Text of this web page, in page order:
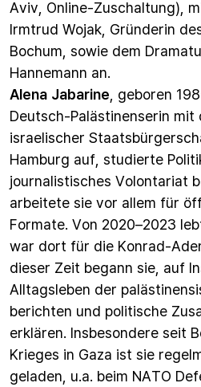
Aviv, Online-Zuschaltung),
Irmtrud Wojak, Gründerin
Bochum, sowie dem
Hannemann an.
Alena Jabarine, geboren
Deutsch-Palästinenserin
israelischer
Hamburg auf, studierte
journalistisches Volontariat
arbeitete sie vor allem für
Formate. Von 2020–2023
war dort für die Konrad-
dieser Zeit begann sie, auf
Alltagsleben der
berichten und politische
erklären. Insbesondere seit
Krieges in Gaza ist sie
geladen, u.a. beim NATO